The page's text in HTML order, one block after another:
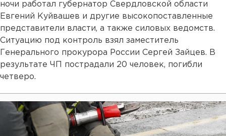
ночи работал губернатор Свердловской области
Евгений Куйвашев и другие высокопоставленные
представители власти, а также силовых ведомств.
Ситуацию под контроль взял заместитель
Генерального прокурора России Сергей Зайцев. В
результате ЧП пострадали 20 человек, погибли
четверо.